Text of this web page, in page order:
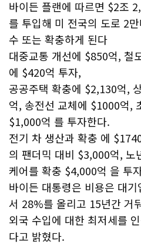
바이든 플랜에 따르면 $2조
를 투입해 미 전국의 도로 2
수 또는 확충하게 된다
대중교통 개선에 $850억, 철
에 $420억 투자,
공공주택 확충에 $2,130억,
억, 송전선 교체에 $1000억,
$1,000억 를 투자한다.
전기 차 생산과 확충 에
의 팬더믹 대비 $3,000억, 노
케어를 확충 $4,000억 을 투
바이든 대통령은 비용은 대
서 28%를 올리고 15년간 거
외국 수입에 대한 최저세를
다고 밝혔다.